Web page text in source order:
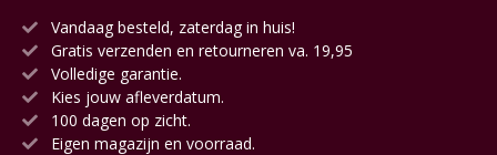
Vandaag besteld, zaterdag in huis!
Gratis verzenden en retourneren va. 19,95
Volledige garantie.
Kies jouw afleverdatum.
100 dagen op zicht.
Eigen magazijn en voorraad.